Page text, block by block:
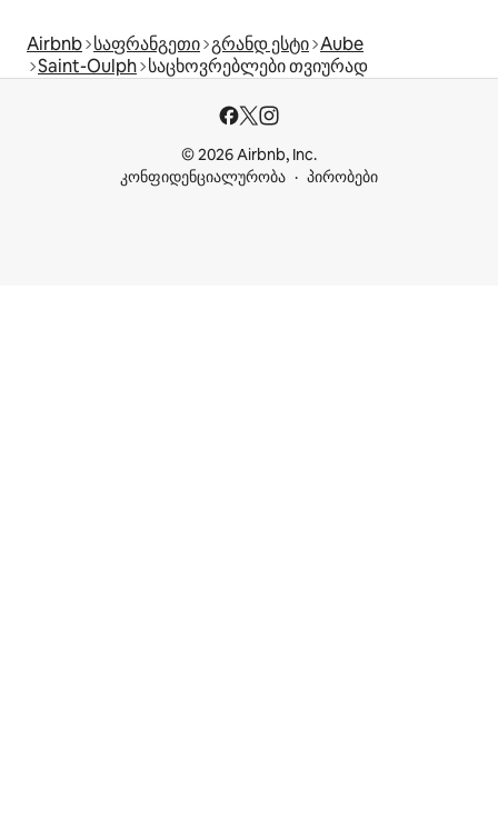
Airbnb საფრანგეთი გრანდ ესტი Aube
Saint-Oulph საცხოვრებლები თვიურად
© 2026 Airbnb, Inc.
კონფიდენციალურობა
პირობები